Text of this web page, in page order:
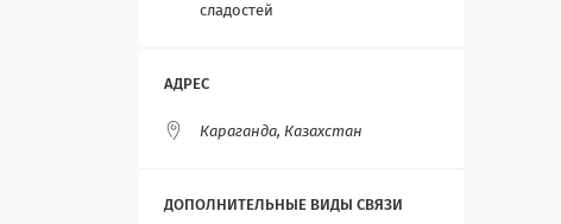
сладостей
Караганда, Казахстан